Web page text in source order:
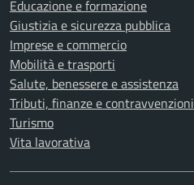
Educazione e formazione
Giustizia e sicurezza pubblica
Imprese e commercio
Mobilità e trasporti
Salute, benessere e assistenza
Tributi, finanze e contravvenzioni
Turismo
Vita lavorativa